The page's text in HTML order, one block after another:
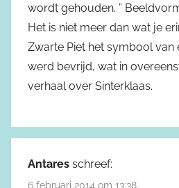
wordt gehouden. ”
Het is niet meer dan wat je
Zwarte Piet het symbool van
werd bevrijd, wat in
verhaal over Sinterklaas.
Antares schreef:
6 februari 2014 om 13:38